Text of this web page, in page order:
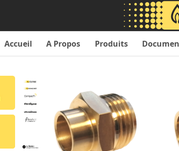
Accueil A Propos Produits